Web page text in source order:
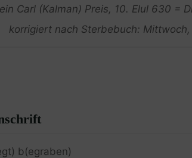
Carl (Kalman) Preis, 10. Elul 630 =
korrigiert nach Sterbebuch:
b(egraben)